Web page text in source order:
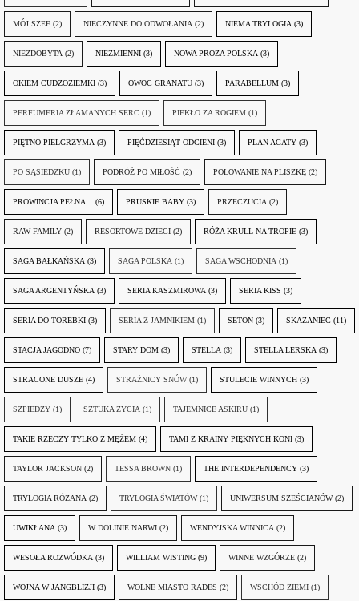
MÓJ SZEF (2) NIECZYNNE DO ODWOŁANIA (2) NIEMA TRYLOGIA (3)
NIEZDOBYTA (2) NIEZMIENNI (3) NOWA PROZA POLSKA (3)
OKIEM CUDZOZIEMKI (3) OWOC GRANATU (3) PARABELLUM (3)
PERFUMERIA ZŁAMANYCH SERC (1) PIEKŁO ZA ROGIEM (1)
PIĘTNO PIELGRZYMA (3) PIĘĆDZIESIĄT ODCIENI (3) PLAN AGATY (3)
PO SĄSIEDZKU (1) PODRÓŻ PO MIŁOŚĆ (2) POLOWANIE NA PLISZKĘ (2)
PROWINCJA PEŁNA... (6) PRUSKIE BABY (3) PRZECZUCIA (2)
RAW FAMILY (2) RESORTOWE DZIECI (2) RÓŻA KRULL NA TROPIE (3)
SAGA BAŁKAŃSKA (3) SAGA POLSKA (1) SAGA WSCHODNIA (1)
SAGA ARGENTYŃSKA (3) SERIA KASZMIROWA (3) SERIA KISS (3)
SERIA DO TOREBKI (3) SERIA Z JAMNIKIEM (1) SETON (3) SKAZANIEC (11)
STACJA JAGODNO (7) STARY DOM (3) STELLA (3) STELLA LERSKA (3)
STRACONE DUSZE (4) STRAŻNICY SNÓW (1) STULECIE WINNYCH (3)
SZPIEDZY (1) SZTUKA ŻYCIA (1) TAJEMNICE ASKIRU (1)
TAKIE RZECZY TYLKO Z MĘŻEM (4) TAMI Z KRAINY PIĘKNYCH KONI (3)
TAYLOR JACKSON (2) TESSA BROWN (1) THE INTERDEPENDENCY (3)
TRYLOGIA RÓŻANA (2) TRYLOGIA ŚWIATÓW (1) UNIWERSUM SZEŚCIANÓW (2)
UWIKŁANA (3) W DOLINIE NARWI (2) WENDYJSKA WINNICA (2)
WESOŁA ROZWÓDKA (3) WILLIAM WISTING (9) WINNE WZGÓRZE (2)
WOJNA W JANGBLIZJI (3) WOLNE MIASTO RADES (2) WSCHÓD ZIEMI (1)